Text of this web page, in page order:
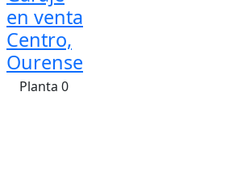
en venta
Centro,
Ourense
Planta 0